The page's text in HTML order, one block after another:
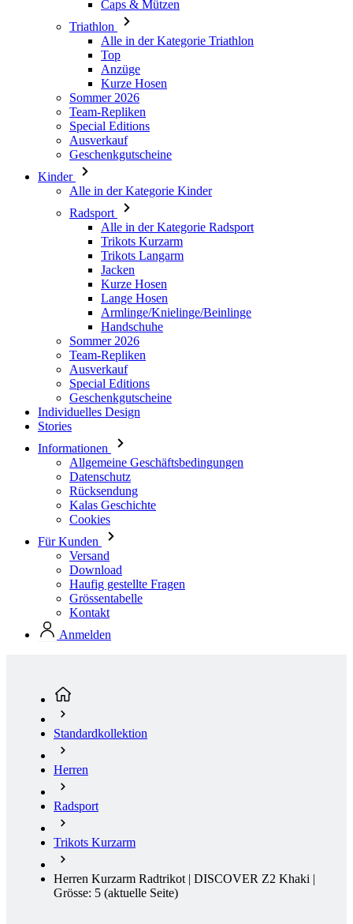
Caps & Mützen
Triathlon
Alle in der Kategorie Triathlon
Top
Anzüge
Kurze Hosen
Sommer 2026
Team-Repliken
Special Editions
Ausverkauf
Geschenkgutscheine
Kinder
Alle in der Kategorie Kinder
Radsport
Alle in der Kategorie Radsport
Trikots Kurzarm
Trikots Langarm
Jacken
Kurze Hosen
Lange Hosen
Armlinge/Knielinge/Beinlinge
Handschuhe
Sommer 2026
Team-Repliken
Ausverkauf
Special Editions
Geschenkgutscheine
Individuelles Design
Stories
Informationen
Allgemeine Geschäftsbedingungen
Datenschutz
Rücksendung
Kalas Geschichte
Cookies
Für Kunden
Versand
Download
Haufig gestellte Fragen
Grössentabelle
Kontakt
Anmelden
Standardkollektion
Herren
Radsport
Trikots Kurzarm
Herren Kurzarm Radtrikot | DISCOVER Z2 Khaki |
Grösse: 5 (aktuelle Seite)